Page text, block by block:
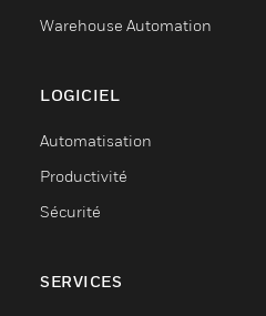
Warehouse Automation
LOGICIEL
Automatisation
Productivité
Sécurité
SERVICES